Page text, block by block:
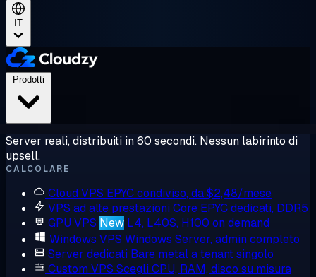
IT
Server reali, distribuiti in 60 secondi. Nessun labirinto di
upsell.
CALCOLARE
Cloud VPS EPYC condiviso, da $2,48/mese
VPS ad alte prestazioni Core EPYC dedicati, DDR5
GPU VPS New L4, L40S, H100 on demand
Windows VPS Windows Server, admin completo
Server dedicati Bare metal a tenant singolo
Custom VPS Scegli CPU, RAM, disco su misura